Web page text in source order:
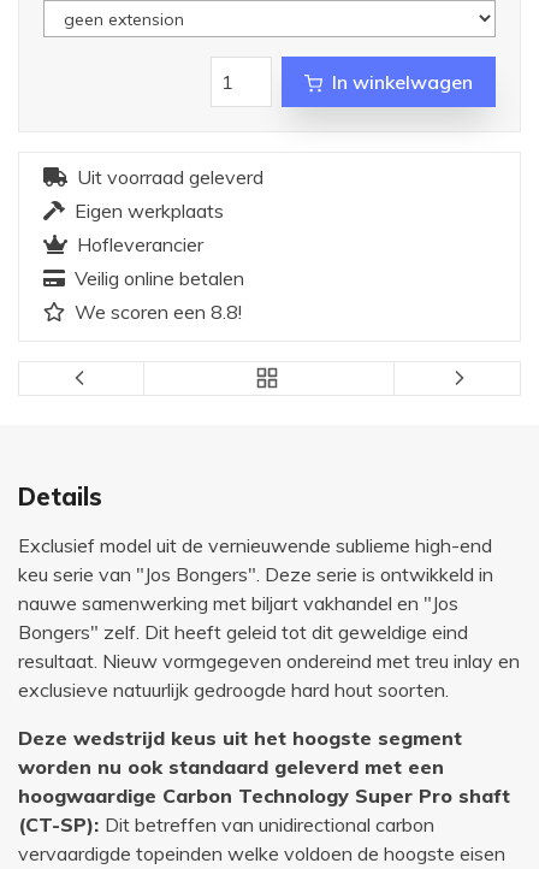
In winkelwagen
Uit voorraad geleverd
Eigen werkplaats
Hofleverancier
Veilig online betalen
We scoren een 8.8!
Details
Exclusief model uit de vernieuwende sublieme high-end
keu serie van "Jos Bongers". Deze serie is ontwikkeld in
nauwe samenwerking met biljart vakhandel en "Jos
Bongers" zelf. Dit heeft geleid tot dit geweldige eind
resultaat. Nieuw vormgegeven ondereind met treu inlay en
exclusieve natuurlijk gedroogde hard hout soorten.
Deze wedstrijd keus uit het hoogste segment
worden nu ook standaard geleverd met een
hoogwaardige Carbon Technology Super Pro shaft
(CT-SP): Dit betreffen van unidirectional carbon
vervaardigde topeinden welke voldoen de hoogste eisen